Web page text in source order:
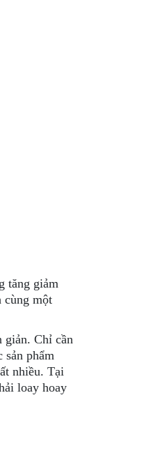
tăng giảm
cùng một
giản. Chỉ cần
phẩm
nhiều. Tại
loay hoay